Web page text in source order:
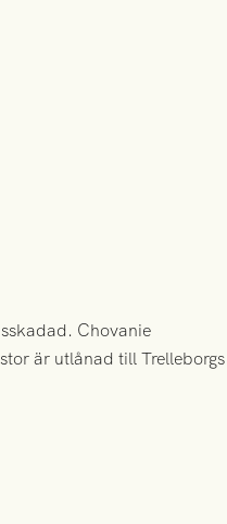
Chovanie
är utlånad till Trelleborgs